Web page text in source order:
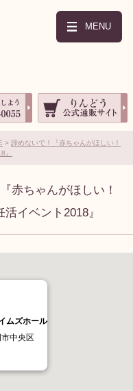
MENU
諦めないで！『赤ちゃんがほしい！
』
赤ちゃんがほしい！
イベント2018』
ムズホール
中央区